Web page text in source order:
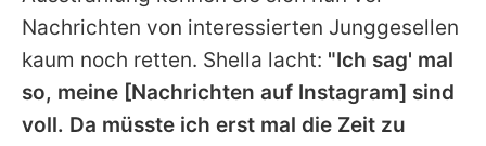
Nachrichten von interessierten Junggesellen
kaum noch retten. Shella lacht: "Ich sag' mal
so, meine [Nachrichten auf Instagram] sind
voll. Da müsste ich erst mal die Zeit zu